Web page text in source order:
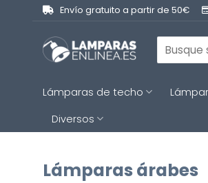
contenido
Envío gratuito a partir de 50€
Buscar
por:
Lámparas de techo
Diversos
Lámparas árabes